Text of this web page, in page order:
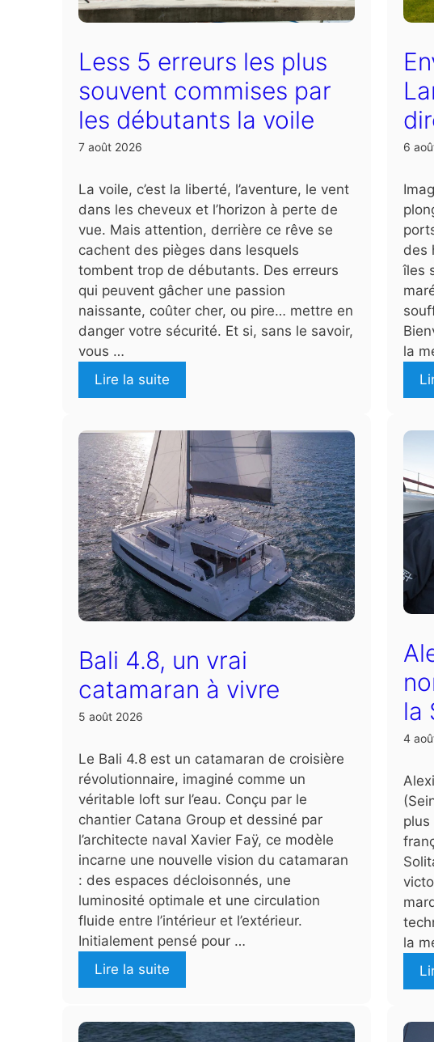
Less 5 erreurs les plus
souvent commises par
les débutants la voile
7 août 2026
La voile, c’est la liberté, l’aventure, le vent
dans les cheveux et l’horizon à perte de
vue. Mais attention, derrière ce rêve se
cachent des pièges dans lesquels
tombent trop de débutants. Des erreurs
qui peuvent gâcher une passion
naissante, coûter cher, ou pire… mettre en
danger votre sécurité. Et si, sans le savoir,
vous …
Lire la suite
6
des
îles
la
Bali 4.8, un vrai
catamaran à vivre
5 août 2026
Le Bali 4.8 est un catamaran de croisière
révolutionnaire, imaginé comme un
véritable loft sur l’eau. Conçu par le
chantier Catana Group et dessiné par
l’architecte naval Xavier Faÿ, ce modèle
incarne une nouvelle vision du catamaran
: des espaces décloisonnés, une
luminosité optimale et une circulation
fluide entre l’intérieur et l’extérieur.
Initialement pensé pour …
Lire la suite
la
4
plus
la